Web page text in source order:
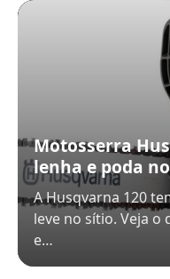
Motosserra
lenha e poda
A Husqvarna 120
leve no sítio. Veja o
e…